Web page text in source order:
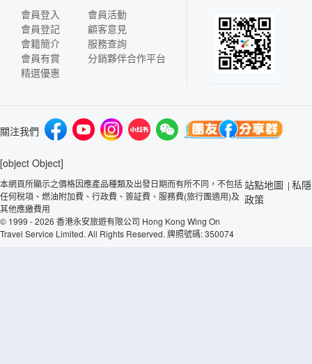
會員登入
會員登記
會籍簡介
會員有賞
精選優惠
會員活動
顧客意見
服務查詢
分銷夥伴合作平台
關注我們
[object Object]
本網頁所顯示之價格因應產品種類及出發日期而有所不同，不包括
任何稅項、燃油附加費、行政費、簽証費、服務費(旅行團適用)及
其他應繳費用
© 1999 - 2026 香港永安旅遊有限公司 Hong Kong Wing On
Travel Service Limited. All Rights Reserved. 牌照號碼: 350074
站點地圖 | 私隱
政策